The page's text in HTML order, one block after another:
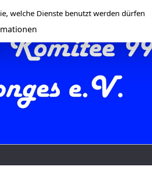
welche Dienste benutzt werden dürfen